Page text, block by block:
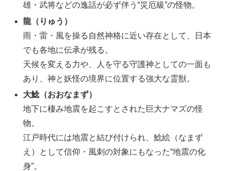
雄・武将などの逸話が必ず伴う“災厄級”の怪物。
龍（りゅう）
雨・雷・風を操る自然神格に近い存在として、日本
でも各地に伝承が残る。
天候を変える力や、人を守る守護神としての一面も
あり、神と妖怪の境界に位置する強大な霊獣。
大鯰（おおなまず）
地下に棲み地震を起こすとされた巨大ナマズの怪
物。
江戸時代には地震と結び付けられ、鯰絵（なまず
え）として信仰・風刺の対象にもなった“地震の化
身”。